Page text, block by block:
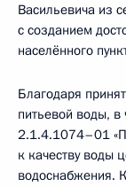
Васильевича из
с созданием
населённого
Благодаря
питьевой воды, в
2.1.4.1074–01
к качеству воды
водоснабжения.